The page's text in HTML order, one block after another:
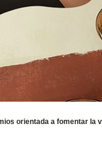
orientada a fomentar